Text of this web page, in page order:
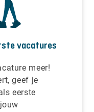
vacatures
meer!
geef je
eerste